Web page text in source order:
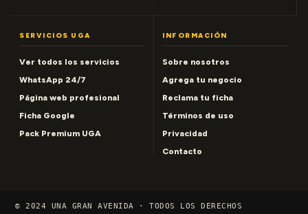
SERVICIOS UGA
Ver todos los servicios
WhatsApp 24/7
Página web profesional
Ficha Google
Pack Premium UGA
INFORMACIÓN
Sobre nosotros
Agrega tu negocio
Reclama tu ficha
Términos de uso
Privacidad
Contacto
© 2024 UNA GRAN AVENIDA · TODOS LOS DERECHOS